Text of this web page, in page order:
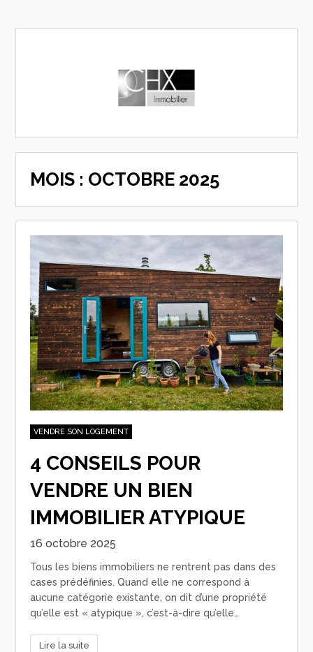
MOIS : OCTOBRE 2025
VENDRE SON LOGEMENT
4 CONSEILS POUR
VENDRE UN BIEN
IMMOBILIER ATYPIQUE
16 octobre 2025
Tous les biens immobiliers ne rentrent pas dans des
cases prédéfinies. Quand elle ne correspond à
aucune catégorie existante, on dit d’une propriété
qu’elle est « atypique », c’est-à-dire qu’elle…
Lire la suite